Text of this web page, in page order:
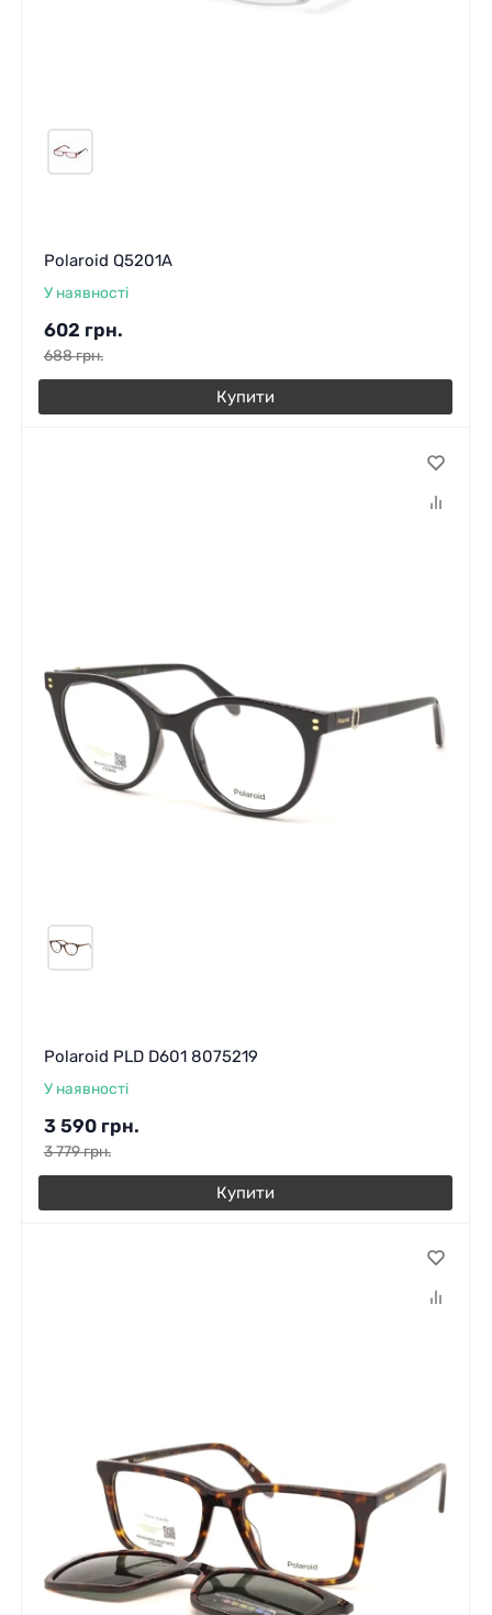
Polaroid Q5201A
У наявності
602 грн.
688грн.
Купити
Polaroid PLD D601 8075219
У наявності
3 590 грн.
3 779грн.
Купити